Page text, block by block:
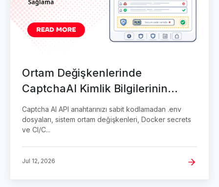
Ortam Değişkenlerinde
CaptchaAI Kimlik Bilgilerinin
Güvenliğini Sağlama
Captcha AI API anahtarınızı sabit kodlamadan .env
dosyaları, sistem ortam değişkenleri, Docker secrets
ve CI/C...
Jul 12, 2026